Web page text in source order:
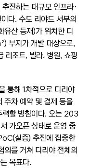
진하는 대규모 인프라·
다. 수도 리야드 서부의
유산 등재)가 위치한 디
부지가 개발 대상으로,
리조트, 빌라, 병원, 쇼핑
통해 1차적으로 디리야
주차 예약 및 결제 등을
력할 방침이다. 오는 203
가오픈 상태로 운영 중
실증) 추진에 집중한
의를 거쳐 디리야 전체의
목표다.